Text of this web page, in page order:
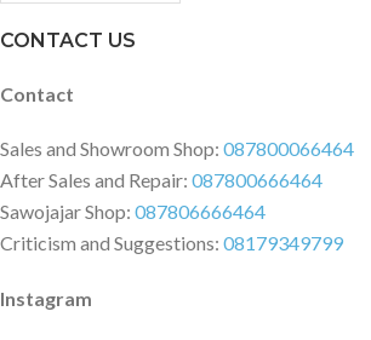
CONTACT US
Contact
Sales and Showroom Shop: 087800066464
After Sales and Repair: 087800666464
Sawojajar Shop: 087806666464
Criticism and Suggestions: 08179349799
Instagram